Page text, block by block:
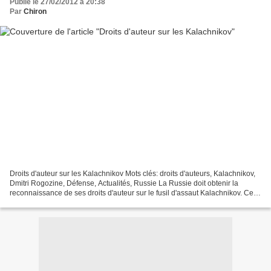
Publié le 27/02/2012 à 20:38
Par Chiron
Droits d'auteur sur les Kalachnikov Mots clés: droits d'auteurs, Kalachnikov,
Dmitri Rogozine, Défense, Actualités, Russie La Russie doit obtenir la
reconnaissance de ses droits d'auteur sur le fusil d'assaut Kalachnikov. Cette